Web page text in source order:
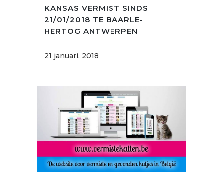
KANSAS VERMIST SINDS
21/01/2018 TE BAARLE-
HERTOG ANTWERPEN
21 januari, 2018